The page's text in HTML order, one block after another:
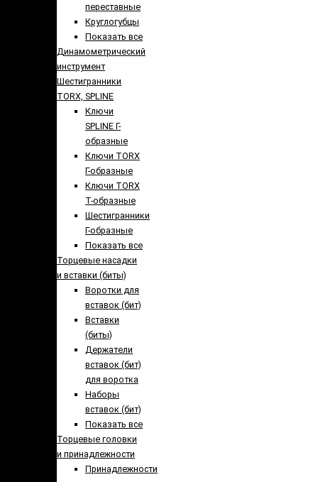
переставные
Круглогубцы
Показать все
Динамометрический
инструмент
Шестигранники
TORX, SPLINE
Ключи
SPLINE Г-
образные
Ключи TORX
Г-образные
Ключи TORX
Т-образные
Шестигранники
Г-образные
Показать все
Торцевые насадки
и вставки (биты)
Воротки для
вставок (бит)
Вставки
(биты)
Держатели
вставок (бит)
для воротка
Наборы
вставок (бит)
Показать все
Торцевые головки
и принадлежности
Принадлежности